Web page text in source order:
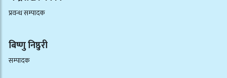
प्रवन्ध सम्पादक
बिष्णु निष्ठुरी
सम्पादक